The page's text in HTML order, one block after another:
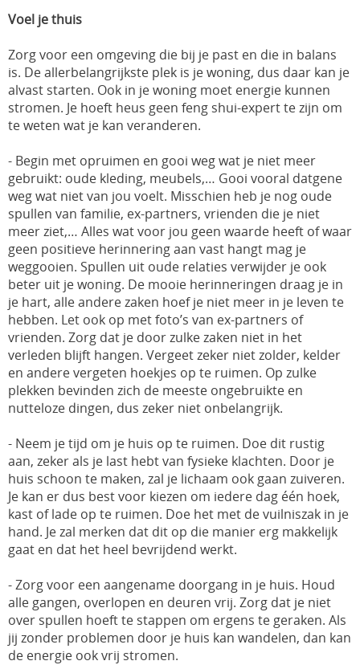
Voel je thuis
Zorg voor een omgeving die bij je past en die in balans
is. De allerbelangrijkste plek is je woning, dus daar kan je
alvast starten. Ook in je woning moet energie kunnen
stromen. Je hoeft heus geen feng shui-expert te zijn om
te weten wat je kan veranderen.
- Begin met opruimen en gooi weg wat je niet meer
gebruikt: oude kleding, meubels,… Gooi vooral datgene
weg wat niet van jou voelt. Misschien heb je nog oude
spullen van familie, ex-partners, vrienden die je niet
meer ziet,… Alles wat voor jou geen waarde heeft of waar
geen positieve herinnering aan vast hangt mag je
weggooien. Spullen uit oude relaties verwijder je ook
beter uit je woning. De mooie herinneringen draag je in
je hart, alle andere zaken hoef je niet meer in je leven te
hebben. Let ook op met foto’s van ex-partners of
vrienden. Zorg dat je door zulke zaken niet in het
verleden blijft hangen. Vergeet zeker niet zolder, kelder
en andere vergeten hoekjes op te ruimen. Op zulke
plekken bevinden zich de meeste ongebruikte en
nutteloze dingen, dus zeker niet onbelangrijk.
- Neem je tijd om je huis op te ruimen. Doe dit rustig
aan, zeker als je last hebt van fysieke klachten. Door je
huis schoon te maken, zal je lichaam ook gaan zuiveren.
Je kan er dus best voor kiezen om iedere dag één hoek,
kast of lade op te ruimen. Doe het met de vuilniszak in je
hand. Je zal merken dat dit op die manier erg makkelijk
gaat en dat het heel bevrijdend werkt.
- Zorg voor een aangename doorgang in je huis. Houd
alle gangen, overlopen en deuren vrij. Zorg dat je niet
over spullen hoeft te stappen om ergens te geraken. Als
jij zonder problemen door je huis kan wandelen, dan kan
de energie ook vrij stromen.